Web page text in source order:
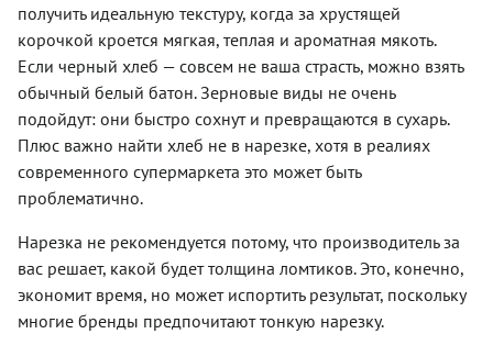
получить идеальную текстуру, когда за хрустящей
корочкой кроется мягкая, теплая и ароматная мякоть.
Если черный хлеб — совсем не ваша страсть, можно взять
обычный белый батон. Зерновые виды не очень
подойдут: они быстро сохнут и превращаются в сухарь.
Плюс важно найти хлеб не в нарезке, хотя в реалиях
современного супермаркета это может быть
проблематично.
Нарезка не рекомендуется потому, что производитель за
вас решает, какой будет толщина ломтиков. Это, конечно,
экономит время, но может испортить результат, поскольку
многие бренды предпочитают тонкую нарезку.